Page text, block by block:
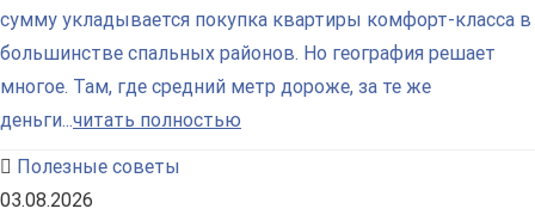
сумму укладывается покупка квартиры комфорт-класса в
большинстве спальных районов. Но география решает
многое. Там, где средний метр дороже, за те же
деньги...читать полностью
Полезные советы
03.08.2026